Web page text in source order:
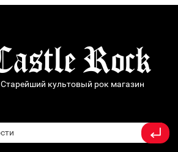
Старейший культовый рок магазин